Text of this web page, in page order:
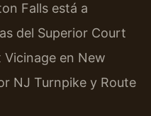
Falls está a
del Superior Court
en New
NJ Turnpike y Route